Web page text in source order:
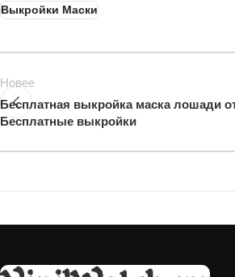
Выкройки Маски
Новее
Бесплатная выкройка маска лошади
Бесплатные выкройки